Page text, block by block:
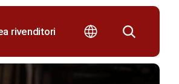
rivenditori